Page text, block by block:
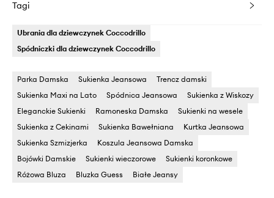
Tagi
Ubrania dla dziewczynek Coccodrillo
Spódniczki dla dziewczynek Coccodrillo
Parka Damska Sukienka Jeansowa
Trencz damski
Sukienka Maxi na Lato
Spódnica Jeansowa
Sukienka z Wiskozy
Eleganckie Sukienki
Ramoneska Damska
Sukienki na wesele
Sukienka z Cekinami
Sukienka Bawełniana
Kurtka Jeansowa
Sukienka Szmizjerka
Koszula Jeansowa Damska
Bojówki Damskie
Sukienki wieczorowe
Sukienki koronkowe
Różowa Bluza
Bluzka Guess Białe Jeansy